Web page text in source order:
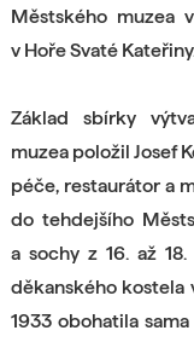
Městského muzea
v Hoře Svaté
Základ sbírky
muzea položil Josef
péče, restaurátor a
do tehdejšího
a sochy z 16. až
děkanského kostela
1933 obohatila